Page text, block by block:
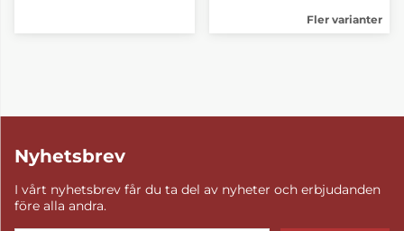
Fler varianter
Nyhetsbrev
I vårt nyhetsbrev får du ta del av nyheter och erbjudanden
före alla andra.